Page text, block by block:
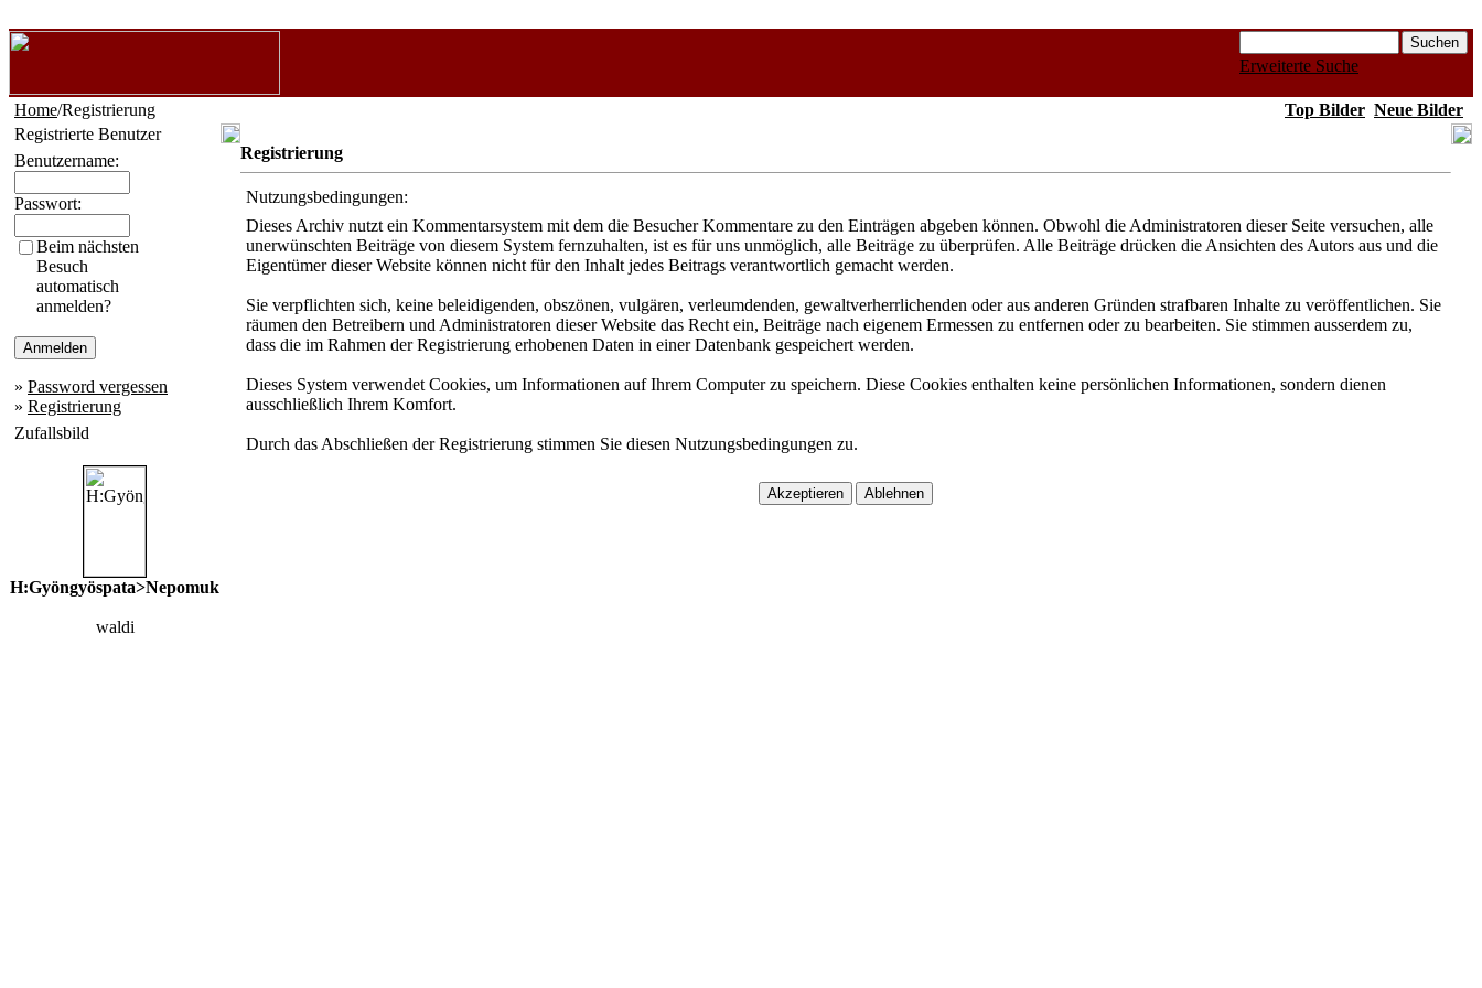
Erweiterte Suche
Home/Registrierung Top Bilder Neue Bilder
Registrierte Benutzer
Benutzername:
Passwort:
Beim nächsten
Besuch
automatisch
anmelden?
» Password vergessen
» Registrierung
Zufallsbild
H:Gyöngyöspata>Nepomuk
waldi
Registrierung
Nutzungsbedingungen:
Dieses Archiv nutzt ein Kommentarsystem mit dem die Besucher Kommentare zu den Einträgen abgeben können. Obwohl die Administratoren dieser Seite versuchen, alle
unerwünschten Beiträge von diesem System fernzuhalten, ist es für uns unmöglich, alle Beiträge zu überprüfen. Alle Beiträge drücken die Ansichten des Autors aus und die
Eigentümer dieser Website können nicht für den Inhalt jedes Beitrags verantwortlich gemacht werden.
Sie verpflichten sich, keine beleidigenden, obszönen, vulgären, verleumdenden, gewaltverherrlichenden oder aus anderen Gründen strafbaren Inhalte zu veröffentlichen. Sie
räumen den Betreibern und Administratoren dieser Website das Recht ein, Beiträge nach eigenem Ermessen zu entfernen oder zu bearbeiten. Sie stimmen ausserdem zu,
dass die im Rahmen der Registrierung erhobenen Daten in einer Datenbank gespeichert werden.
Dieses System verwendet Cookies, um Informationen auf Ihrem Computer zu speichern. Diese Cookies enthalten keine persönlichen Informationen, sondern dienen
ausschließlich Ihrem Komfort.
Durch das Abschließen der Registrierung stimmen Sie diesen Nutzungsbedingungen zu.